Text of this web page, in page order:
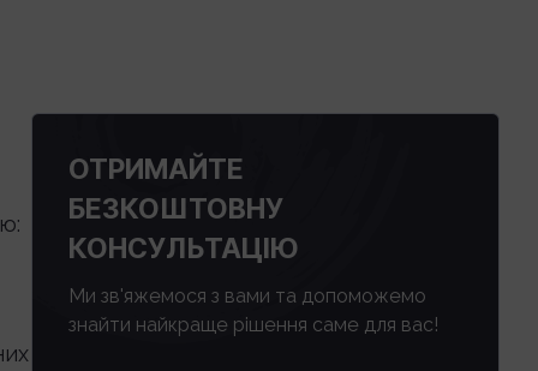
ОТРИМАЙТЕ
БЕЗКОШТОВНУ
КОНСУЛЬТАЦІЮ
Ми зв'яжемося з вами та допоможемо
знайти найкраще рішення саме для вас!